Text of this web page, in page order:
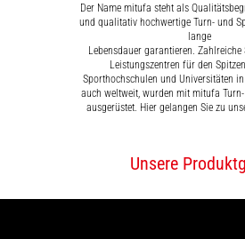
Der Name mitufa steht als
und qualitativ hochwertige Turn- und
lange
Lebensdauer garantieren.
Leistungszentren für den
Sporthochschulen und Universitäten
auch weltweit, wurden mit mitufa
ausgerüstet. Hier gelangen Sie zu
Unsere